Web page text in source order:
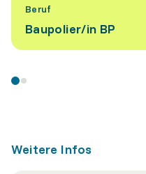
Beruf
Baupolier/​in BP
Weitere Infos